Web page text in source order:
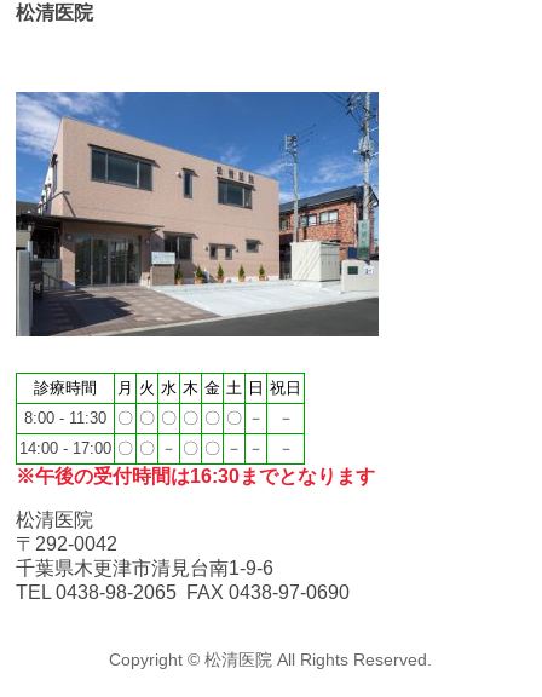
松清医院
診療時間 月 火 水 木 金 土 日 祝日
8:00 - 11:30
〇 〇 〇 〇 〇 〇 －
－
14:00 - 17:00 〇 〇 － 〇 〇 － － －
※午後の受付時間は16:30までとなります
松清医院
〒292-0042
千葉県木更津市清見台南1-9-6
TEL 0438-98-2065 FAX 0438-97-0690
Copyright ©松清医院 All Rights Reserved.